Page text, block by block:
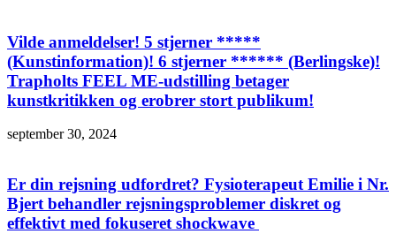
Vilde anmeldelser! 5 stjerner *****
(Kunstinformation)! 6 stjerner ****** (Berlingske)!
Trapholts FEEL ME-udstilling betager
kunstkritikken og erobrer stort publikum!
september 30, 2024
Er din rejsning udfordret? Fysioterapeut Emilie i Nr.
Bjert behandler rejsningsproblemer diskret og
effektivt med fokuseret shockwave